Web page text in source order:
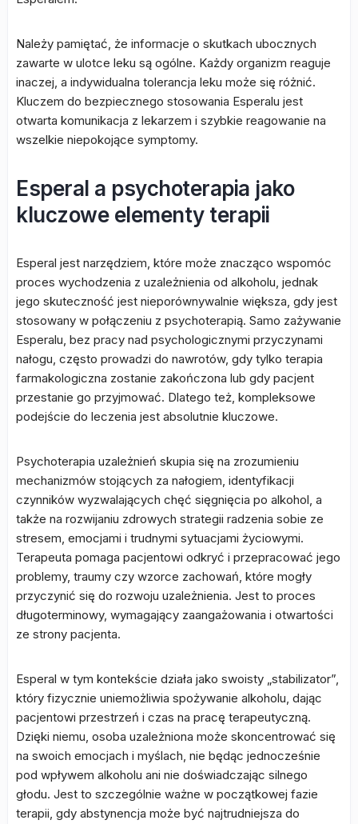
Należy pamiętać, że informacje o skutkach ubocznych
zawarte w ulotce leku są ogólne. Każdy organizm reaguje
inaczej, a indywidualna tolerancja leku może się różnić.
Kluczem do bezpiecznego stosowania Esperalu jest
otwarta komunikacja z lekarzem i szybkie reagowanie na
wszelkie niepokojące symptomy.
Esperal a psychoterapia jako
kluczowe elementy terapii
Esperal jest narzędziem, które może znacząco wspomóc
proces wychodzenia z uzależnienia od alkoholu, jednak
jego skuteczność jest nieporównywalnie większa, gdy jest
stosowany w połączeniu z psychoterapią. Samo zażywanie
Esperalu, bez pracy nad psychologicznymi przyczynami
nałogu, często prowadzi do nawrotów, gdy tylko terapia
farmakologiczna zostanie zakończona lub gdy pacjent
przestanie go przyjmować. Dlatego też, kompleksowe
podejście do leczenia jest absolutnie kluczowe.
Psychoterapia uzależnień skupia się na zrozumieniu
mechanizmów stojących za nałogiem, identyfikacji
czynników wyzwalających chęć sięgnięcia po alkohol, a
także na rozwijaniu zdrowych strategii radzenia sobie ze
stresem, emocjami i trudnymi sytuacjami życiowymi.
Terapeuta pomaga pacjentowi odkryć i przepracować jego
problemy, traumy czy wzorce zachowań, które mogły
przyczynić się do rozwoju uzależnienia. Jest to proces
długoterminowy, wymagający zaangażowania i otwartości
ze strony pacjenta.
Esperal w tym kontekście działa jako swoisty „stabilizator”,
który fizycznie uniemożliwia spożywanie alkoholu, dając
pacjentowi przestrzeń i czas na pracę terapeutyczną.
Dzięki niemu, osoba uzależniona może skoncentrować się
na swoich emocjach i myślach, nie będąc jednocześnie
pod wpływem alkoholu ani nie doświadczając silnego
głodu. Jest to szczególnie ważne w początkowej fazie
terapii, gdy abstynencja może być najtrudniejsza do